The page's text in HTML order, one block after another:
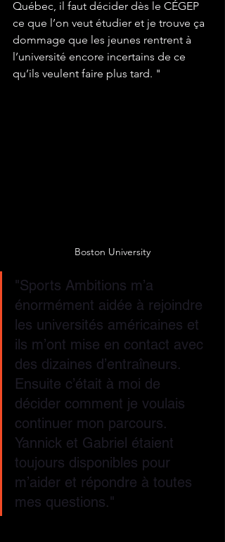
Québec, il faut décider dès le CÉGEP
ce que l’on veut étudier et je trouve ça
dommage que les jeunes rentrent à
l’université encore incertains de ce
qu’ils veulent faire plus tard. "
Boston University
"Sports Ambitions m’a
énormément aidée à rejoindre
les universités américaines et
ils m’ont mise en contact avec
des dizaines d’entraîneurs.
Ensuite c’était à moi de
décider comment je voulais
continuer mon parcours.
Yannick et Gabriel étaient
toujours disponibles pour
m’aider et répondre à toutes
mes questions."